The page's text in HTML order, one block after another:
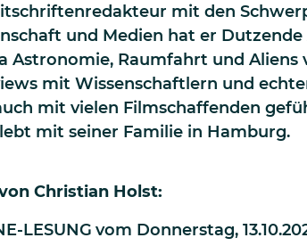
mit den
und Medien hat er
Astronomie, Raumfahrt und Aliens
mit Wissenschaftlern und
mit vielen Filmschaffenden
mit seiner Familie in Hamburg.
Christian Holst:
LESUNG vom Donnerstag,